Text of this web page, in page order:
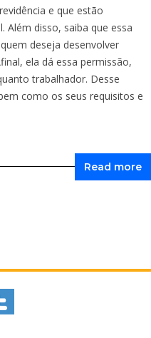
e que estão
Além disso, saiba que essa
deseja desenvolver
ela dá essa permissão,
trabalhador. Desse
como os seus requisitos e
Read more